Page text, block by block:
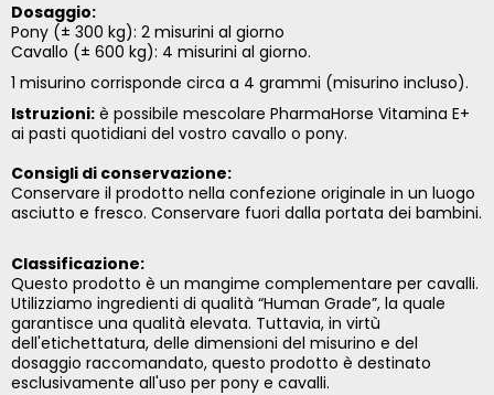
Dosaggio:
Pony (± 300 kg): 2 misurini al giorno
Cavallo (± 600 kg): 4 misurini al giorno.
1 misurino corrisponde circa a 4 grammi (misurino incluso).
Istruzioni: è possibile mescolare PharmaHorse Vitamina E+
ai pasti quotidiani del vostro cavallo o pony.
Consigli di conservazione:
Conservare il prodotto nella confezione originale in un luogo
asciutto e fresco. Conservare fuori dalla portata dei bambini.
Classificazione:
Questo prodotto è un mangime complementare per cavalli.
Utilizziamo ingredienti di qualità “Human Grade”, la quale
garantisce una qualità elevata. Tuttavia, in virtù
dell'etichettatura, delle dimensioni del misurino e del
dosaggio raccomandato, questo prodotto è destinato
esclusivamente all'uso per pony e cavalli.